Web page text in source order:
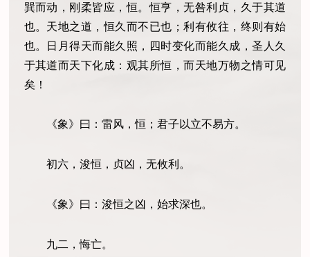
巽而动，刚柔皆应，恒。恒亨，无咎利贞，久于其道
也。天地之道，恒久而不已也；利有攸往，终则有始
也。日月得天而能久照，四时变化而能久成，圣人久
于其道而天下化成：观其所恒，而天地万物之情可见
矣！
《象》曰：雷风，恒；君子以立不易方。
初六，浚恒，贞凶，无攸利。
《象》曰：浚恒之凶，始求深也。
九二，悔亡。